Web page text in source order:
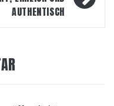
AUTHENTISCH